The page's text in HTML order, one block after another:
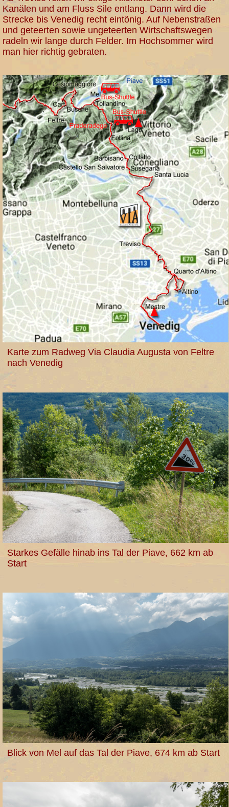
Kanälen und am Fluss Sile entlang. Dann wird die
Strecke bis Venedig recht eintönig. Auf Nebenstraßen
und geteerten sowie ungeteerten Wirtschaftswegen
radeln wir lange durch Felder. Im Hochsommer wird
man hier richtig gebraten.
Karte zum Radweg Via Claudia Augusta von Feltre
nach Venedig
Starkes Gefälle hinab ins Tal der Piave, 662 km ab
Start
Blick von Mel auf das Tal der Piave, 674 km ab Start